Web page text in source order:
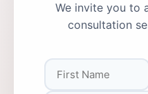
We invite you to
consultation